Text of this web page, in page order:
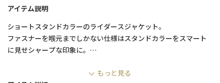
アイテム説明
ショートスタンドカラーのライダースジャケット。
ファスナーを喉元までしかない仕様はスタンドカラーをスマート
に見せシャープな印象に。
ちなスタンドブルゾンをラトルトラップ風にアレンジ。
もっと見る